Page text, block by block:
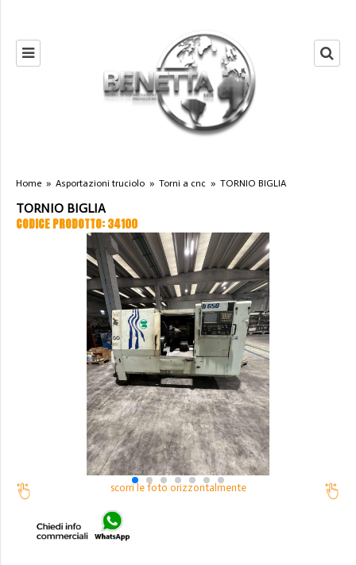
Home » Asportazioni truciolo » Torni a cnc » TORNIO BIGLIA
TORNIO BIGLIA
CODICE PRODOTTO: 34100
scorri le foto orizzontalmente